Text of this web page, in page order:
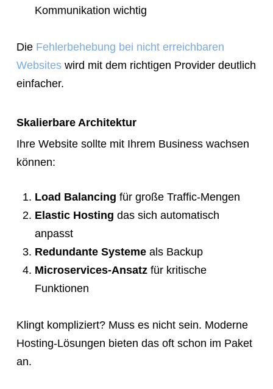
Kommunikation wichtig
Die Fehlerbehebung bei nicht erreichbaren
Websiteswird mit dem richtigen Provider deutlich
einfacher.
Skalierbare Architektur
Ihre Website sollte mit Ihrem Business wachsen
können:
Load Balancing für große Traffic-Mengen
Elastic Hosting das sich automatisch
anpasst
Redundante Systemeals Backup
Microservices-Ansatzfür kritische
Funktionen
Klingt kompliziert? Muss es nicht sein. Moderne
Hosting-Lösungen bieten das oft schon im Paket
an.